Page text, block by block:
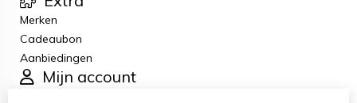
Merken
Cadeaubon
Aanbiedingen
Mijn account